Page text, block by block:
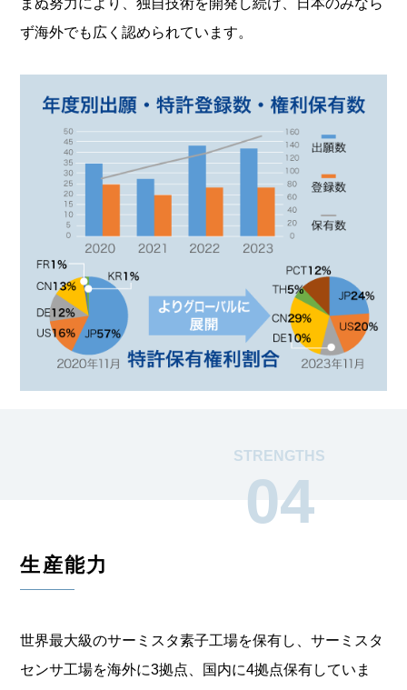
まぬ努力により、独自技術を開発し続け、
日本のみなら
ず海外でも広く認められています。
STRENGTHS
04
生産能力
世界最大級のサーミスタ素子工場を保有し、サーミスタ
センサ工場を海外に3拠点、国内に4拠点保有していま